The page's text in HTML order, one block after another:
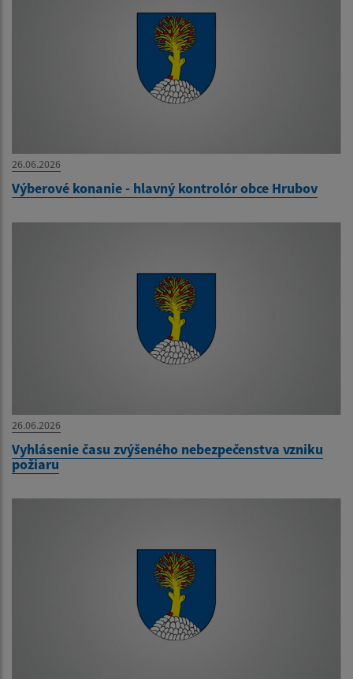
26.06.2026
Výberové konanie - hlavný kontrolór obce Hrubov
26.06.2026
Vyhlásenie času zvýšeného nebezpečenstva vzniku
požiaru